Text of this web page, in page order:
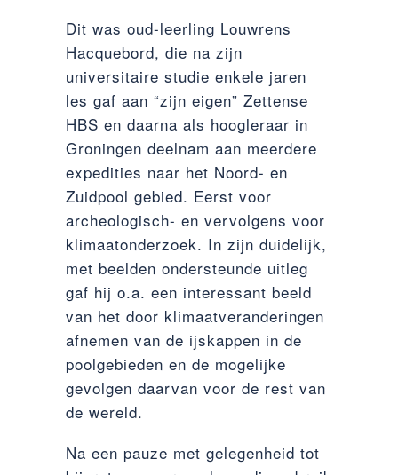
Dit was oud-leerling Louwrens
Hacquebord, die na zijn
universitaire studie enkele jaren
les gaf aan “zijn eigen” Zettense
HBS en daarna als hoogleraar in
Groningen deelnam aan meerdere
expedities naar het Noord- en
Zuidpool gebied. Eerst voor
archeologisch- en vervolgens voor
klimaatonderzoek. In zijn duidelijk,
met beelden ondersteunde uitleg
gaf hij o.a. een interessant beeld
van het door klimaatveranderingen
afnemen van de ijskappen in de
poolgebieden en de mogelijke
gevolgen daarvan voor de rest van
de wereld.
Na een pauze met gelegenheid tot